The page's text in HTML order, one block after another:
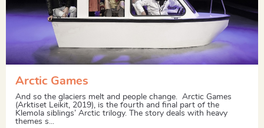
Arctic Games
And so the glaciers melt and people change. Arctic Games
(Arktiset Leikit, 2019), is the fourth and final part of the
Klemola siblings’ Arctic trilogy. The story deals with heavy
themes s...